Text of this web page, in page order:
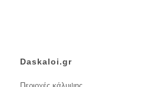
Daskaloi.gr